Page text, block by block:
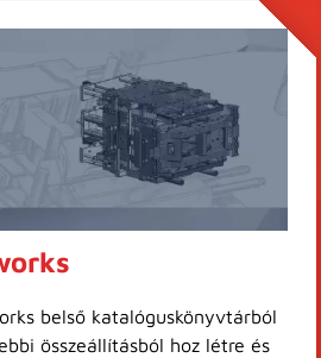
belső katalóguskönyvtárból
összeállításból hoz létre és